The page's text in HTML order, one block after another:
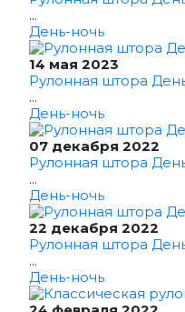
...
День-ночь
14 мая 2023
Рулонная штора
...
День-ночь
07 декабря 2022
Рулонная штора
...
День-ночь
22 декабря 2022
Рулонная штора
...
День-ночь